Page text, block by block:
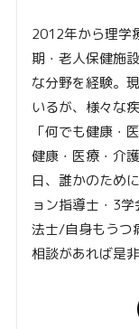
2012年から理学
期・老人保健施
な分野を経験。
いるが、様々な
「何でも健康・
健康・医療・介
日、誰かのため
ョン指導士・3
法士/自身もうつ
相談があれば是